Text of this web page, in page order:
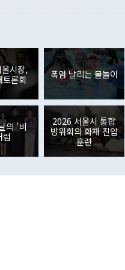
급한 '4자 회담'에 대해 "이상
방경제포럼(EEF)'을 언급하
발언한 데 대해서도 조 장관
지 진도가 나가지 않았다"고
명은 정부 내 조율을 거치지
대체와 국호 사용, 9·19 군
결정할 사안이 아니어서 월
장관의 업무보고를 듣고 난
니다"라고 재차 확인했다. 정
분 국가안전보장회의(NSC)
생각에 가깝다"며 "안보 관
을 추진하겠다고 업무보고를
야 한다'고 주장한 것은 심각
따른 기저효과로 배당지급이
이다. 직접투자에서는 내국
국내투자가 46억3000만달러
주식 매도세가 이어졌다. 외
영향으로 316억1000만달러
대 최대 순매도 기록을 다시
지수(WGBI) 자금 유입에도
52억9000만달러를 기록했
로 35억6000만달러 증가했
시장,
토론회
폭염 날리는 물놀이
의 '비
럼
2026 서울시 통합
방위회의 화재 진압
훈련